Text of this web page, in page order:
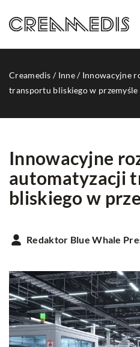
Creamedis / Inne/ Innowacyjne
transportu bliskiego w przemyśle
Innowacyjne
automatyzacji
bliskiego w
Redaktor Blue Whale